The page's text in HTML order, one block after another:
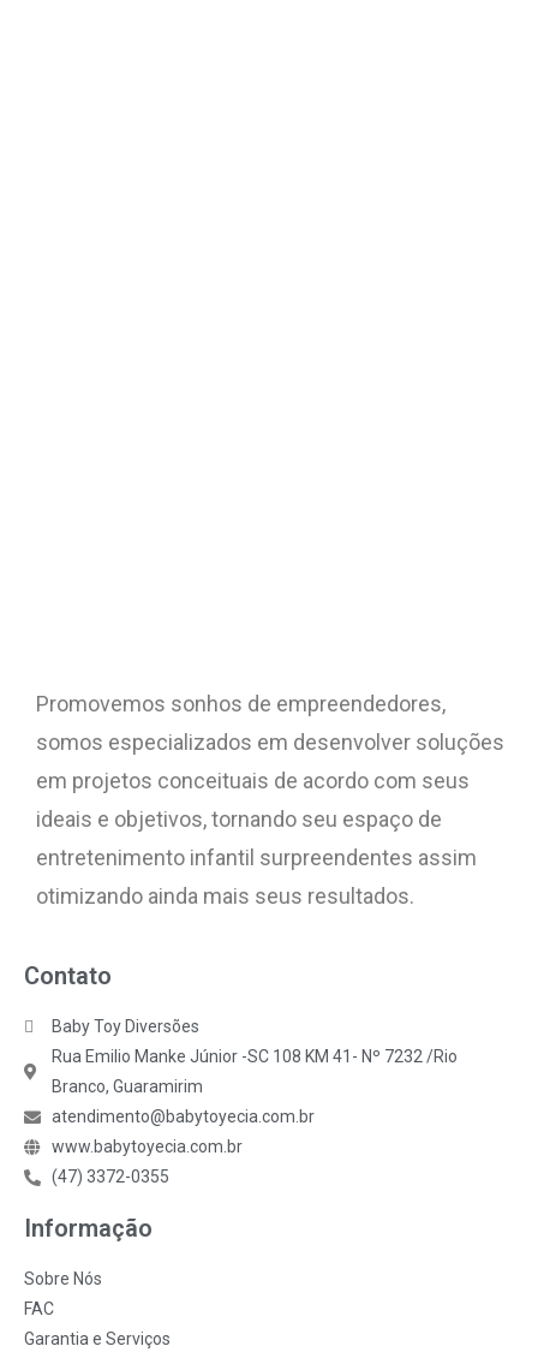
Promovemos sonhos de empreendedores,
somos especializados em desenvolver soluções
em projetos conceituais de acordo com seus
ideais e objetivos, tornando seu espaço de
entretenimento infantil surpreendentes assim
otimizando ainda mais seus resultados.
Contato
Baby Toy Diversões
Rua Emilio Manke Júnior -SC 108 KM 41- Nº 7232 /Rio
Branco, Guaramirim
atendimento@babytoyecia.com.br
www.babytoyecia.com.br
(47) 3372-0355
Informação
Sobre Nós
FAC
Garantia e Serviços